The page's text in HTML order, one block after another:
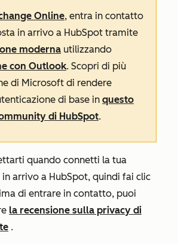
Online, entra in contatto
in arrivo a HubSpot tramite
moderna utilizzando
con Outlook. Scopri di più
di Microsoft di rendere
di base in questo
di HubSpot.
quando connetti la tua
arrivo a HubSpot, quindi fai clic
di entrare in contatto, puoi
la recensione sulla privacy di
.